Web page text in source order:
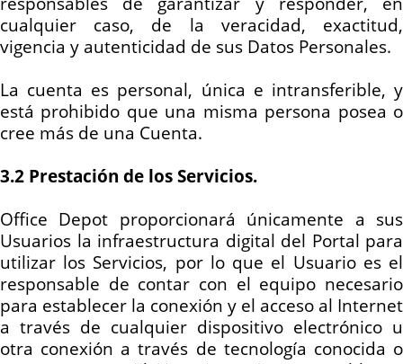
cualquier caso, de la veracidad, exactitud,
vigencia y autenticidad de sus Datos Personales.
La cuenta es personal, única e intransferible, y
está prohibido que una misma persona posea o
cree más de una Cuenta.
3.2 Prestación de los Servicios.
Office Depot proporcionará únicamente a sus
Usuarios la infraestructura digital del Portal para
utilizar los Servicios, por lo que el Usuario es el
responsable de contar con el equipo necesario
para establecer la conexión y el acceso al Internet
a través de cualquier dispositivo electrónico u
otra conexión a través de tecnología conocida o